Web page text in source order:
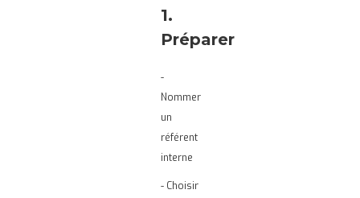
1.
Préparer
-
Nommer
un
référent
interne
- Choisir